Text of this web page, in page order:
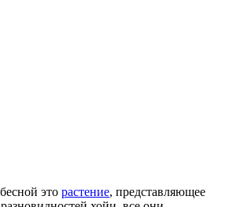
это растение, представляющее